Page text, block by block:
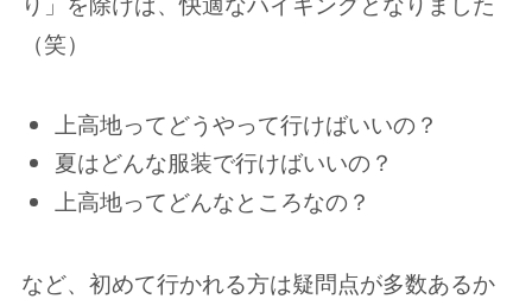
（笑）
上高地ってどうやって行けばいいの？
夏はどんな服装で行けばいいの？
上高地ってどんなところなの？
など、初めて行かれる方は疑問点が多数あるか